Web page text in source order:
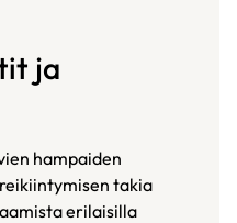
ja
hampaiden
takia
erilaisilla